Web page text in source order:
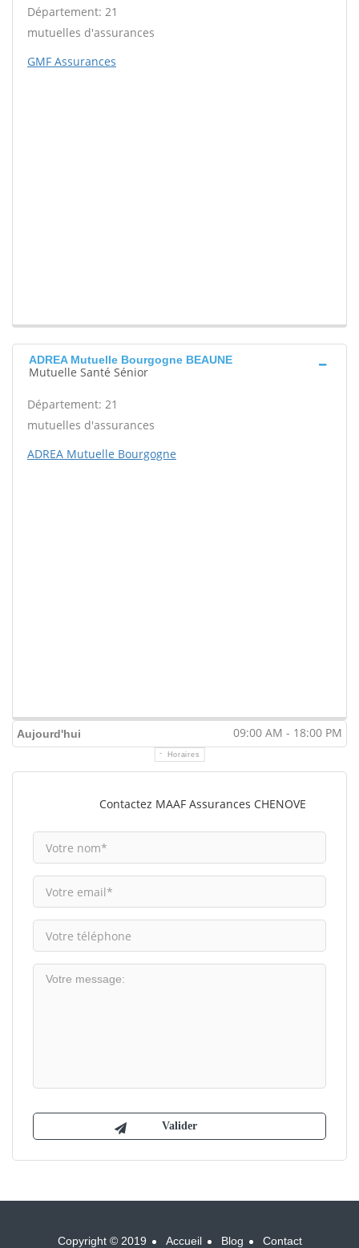
Département: 21
mutuelles d'assurances
GMF Assurances
ADREA Mutuelle Bourgogne BEAUNE
Mutuelle Santé Sénior
Département: 21
mutuelles d'assurances
ADREA Mutuelle Bourgogne
Aujourd'hui 09:00 AM - 18:00 PM
Horaires
Contactez MAAF Assurances CHENOVE
Copyright © 2019 Accueil Blog Contact